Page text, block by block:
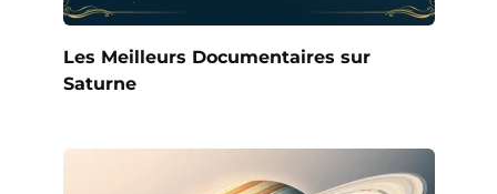
Les Meilleurs Documentaires sur
Saturne